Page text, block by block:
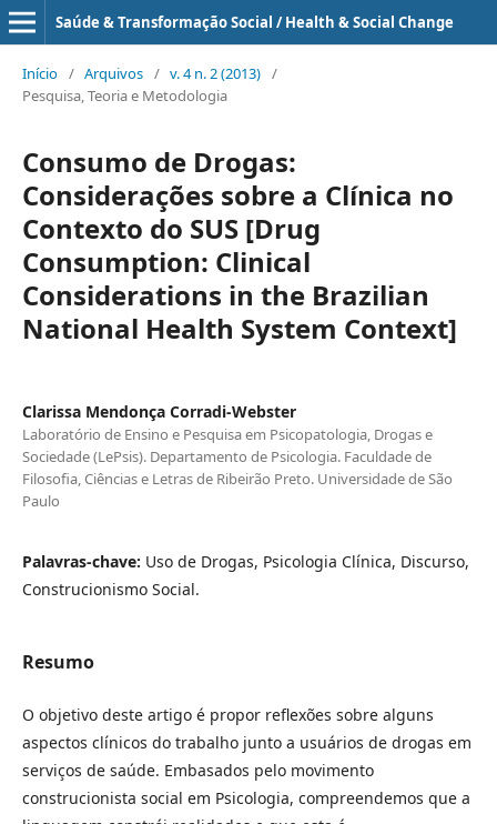
Saúde & Transformação Social / Health & Social Change
Início / Arquivos / v. 4 n. 2 (2013) /
Pesquisa, Teoria e Metodologia
Consumo de Drogas:
Considerações sobre a Clínica no
Contexto do SUS [Drug
Consumption: Clinical
Considerations in the Brazilian
National Health System Context]
Clarissa Mendonça Corradi-Webster
Laboratório de Ensino e Pesquisa em Psicopatologia, Drogas e
Sociedade (LePsis). Departamento de Psicologia. Faculdade de
Filosofia, Ciências e Letras de Ribeirão Preto. Universidade de São
Paulo
Palavras-chave: Uso de Drogas, Psicologia Clínica, Discurso,
Construcionismo Social.
Resumo
O objetivo deste artigo é propor reflexões sobre alguns
aspectos clínicos do trabalho junto a usuários de drogas em
serviços de saúde. Embasados pelo movimento
construcionista social em Psicologia, compreendemos que a